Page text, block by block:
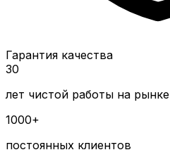
Гарантия качества
30
лет чистой работы на рынке
1000+
постоянных клиентов